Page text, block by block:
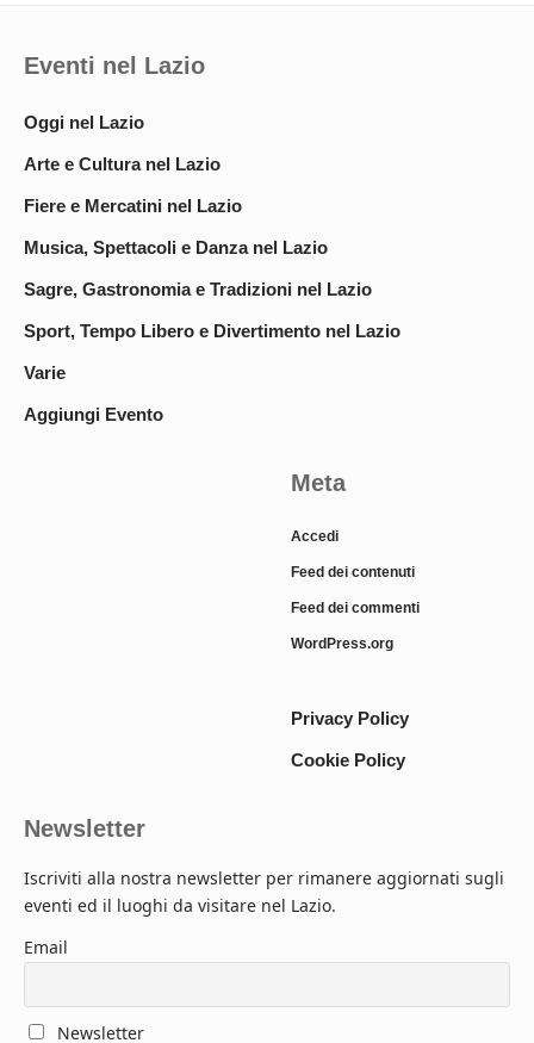
Eventi nel Lazio
Oggi nel Lazio
Arte e Cultura nel Lazio
Fiere e Mercatini nel Lazio
Musica, Spettacoli e Danza nel Lazio
Sagre, Gastronomia e Tradizioni nel Lazio
Sport, Tempo Libero e Divertimento nel Lazio
Varie
Aggiungi Evento
Meta
Accedi
Feed dei contenuti
Feed dei commenti
WordPress.org
Privacy Policy
Cookie Policy
Newsletter
Iscriviti alla nostra newsletter per rimanere aggiornati sugli
eventi ed il luoghi da visitare nel Lazio.
Email
Newsletter